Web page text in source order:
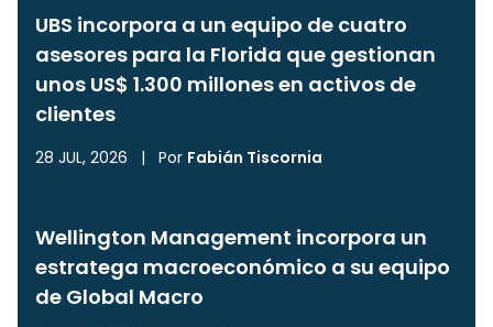
UBS incorpora a un equipo de cuatro
asesores para la Florida que gestionan
unos US$ 1.300 millones en activos de
clientes
28 JUL, 2026 | Por Fabián Tiscornia
Wellington Management incorpora un
estratega macroeconómico a su equipo
de Global Macro